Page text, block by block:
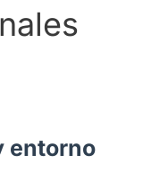
entorno